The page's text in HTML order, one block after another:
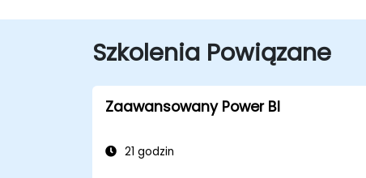
Szkolenia Powiązane
Zaawansowany Power BI
21 godzin